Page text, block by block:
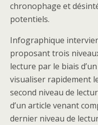
chronophage et
potentiels.
Infographique
proposant trois
lecture par le biais
visualiser rapidement
second niveau de
d’un article venant
dernier niveau de